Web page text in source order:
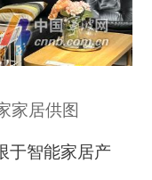
家居供图
智能家居产